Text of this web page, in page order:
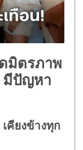
มิตรภาพ
มีปัญหา
คียงข้างทุก